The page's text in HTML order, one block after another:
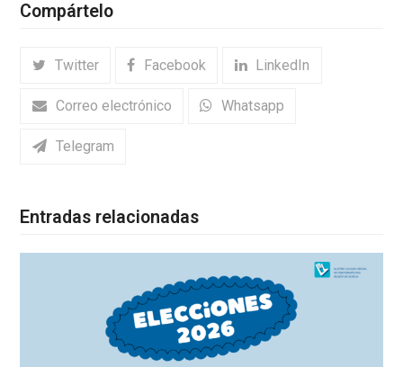
Compártelo
Twitter Facebook LinkedIn
Correo electrónico Whatsapp
Telegram
Entradas relacionadas